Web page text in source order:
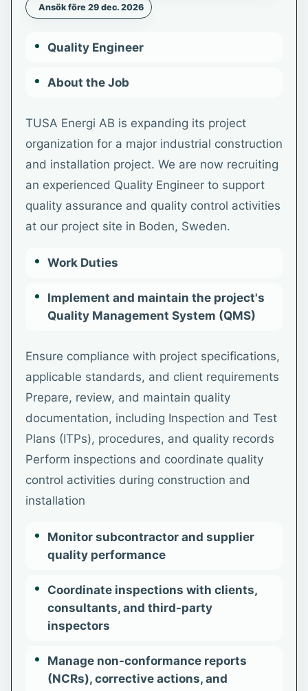
Ansök före 29 dec. 2026
Quality Engineer
About the Job
TUSA Energi AB is expanding its project
organization for a major industrial construction
and installation project. We are now recruiting
an experienced Quality Engineer to support
quality assurance and quality control activities
at our project site in Boden, Sweden.
Work Duties
Implement and maintain the project's
Quality Management System (QMS)
Ensure compliance with project specifications,
applicable standards, and client requirements
Prepare, review, and maintain quality
documentation, including Inspection and Test
Plans (ITPs), procedures, and quality records
Perform inspections and coordinate quality
control activities during construction and
installation
Monitor subcontractor and supplier
quality performance
Coordinate inspections with clients,
consultants, and third-party
inspectors
Manage non-conformance reports
(NCRs), corrective actions, and